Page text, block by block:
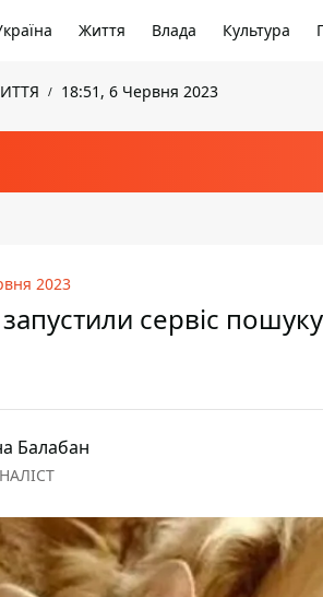
Життя Влада Культура
18:51, 6 Червня 2023
2023
запустили сервіс
Балабан